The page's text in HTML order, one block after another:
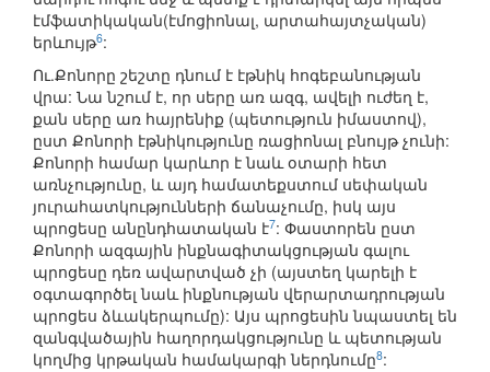
էմֆատիկական(էմոցիոնալ, արտահայտչական)
երևույթ6:
Ու.Քոնորը շեշտը դնում է էթնիկ հոգեբանության
վրա: Նա նշում է, որ սերը առ ազգ, ավելի ուժեղ է,
քան սերը առ հայրենիք (պետություն իմաստով),
ըստ Քոնորի էթնիկությունը ռացիոնալ բնույթ չունի:
Քոնորի համար կարևոր է նաև օտարի հետ
առնչությունը, և այդ համատեքստում սեփական
յուրահատկությունների ճանաչումը, իսկ այս
պրոցեսը անընդհատական է7: Փաստորեն ըստ
Քոնորի ազգային ինքնագիտակցության գալու
պրոցեսը դեռ ավարտված չի (այստեղ կարելի է
օգտագործել նաև ինքնության վերարտադրության
պրոցես ձևակերպումը): Այս պրոցեսին նպաստել են
զանգվածային հաղորդակցությունը և պետության
կողմից կրթական համակարգի ներդնումը8: